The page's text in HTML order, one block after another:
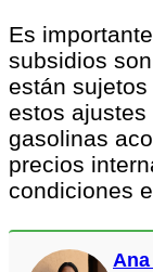
Es
subsidios
están
estos
gasolinas
precios
condiciones